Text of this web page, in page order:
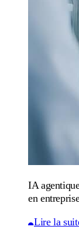
IA
en
Lire la